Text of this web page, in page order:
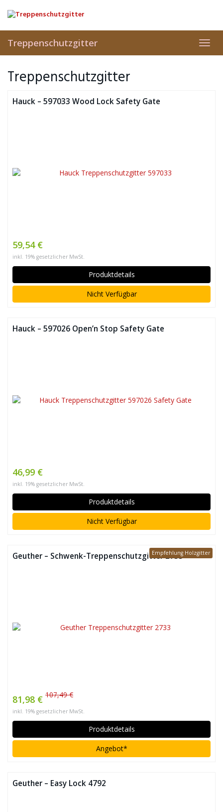
Treppenschutzgitter
Treppenschutzgitter
Hauck – 597033 Wood Lock Safety Gate
59,54 €
inkl. 19% gesetzlicher MwSt.
Produktdetails
Nicht Verfügbar
Hauck – 597026 Open’n Stop Safety Gate
46,99 €
inkl. 19% gesetzlicher MwSt.
Produktdetails
Nicht Verfügbar
Empfehlung Holzgitter
Geuther – Schwenk-Treppenschutzgitter 2733
81,98 € 107,49 €
inkl. 19% gesetzlicher MwSt.
Produktdetails
Angebot*
Geuther – Easy Lock 4792